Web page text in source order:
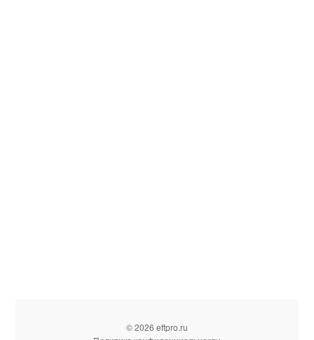
© 2026 eftpro.ru